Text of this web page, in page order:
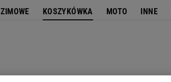
ZIMOWE KOSZYKÓWKA MOTO INNE